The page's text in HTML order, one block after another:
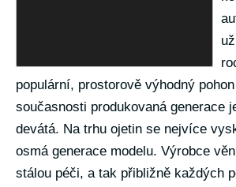
populární, prostorově výhodný
současnosti produkovaná generace
devátá. Na trhu ojetin se nejvíce
osmá generace modelu. Výrobce
stálou péči, a tak přibližně každých